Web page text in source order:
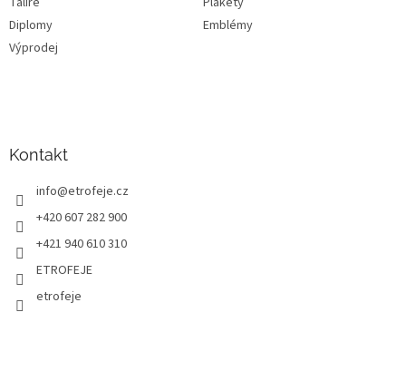
Diplomy
Emblémy
Výprodej
Kontakt
info@etrofeje.cz
+420 607 282 900
+421 940 610 310
ETROFEJE
etrofeje